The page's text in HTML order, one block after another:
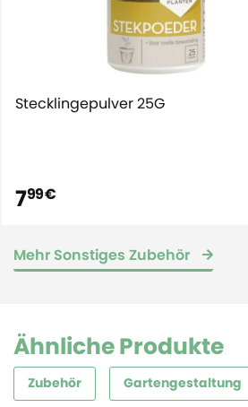
Stecklingepulver 25G
799 €
Mehr Sonstiges Zubehör
Ähnliche Produkte
Zubehör Gartengestaltung